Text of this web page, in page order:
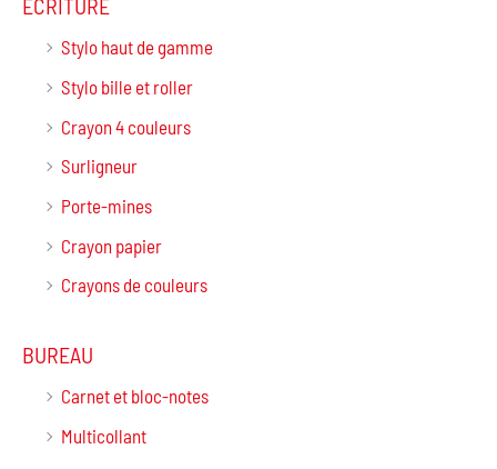
ÉCRITURE
Stylo haut de gamme
Stylo bille et roller
Crayon 4 couleurs
Surligneur
Porte-mines
Crayon papier
Crayons de couleurs
BUREAU
Carnet et bloc-notes
Multicollant